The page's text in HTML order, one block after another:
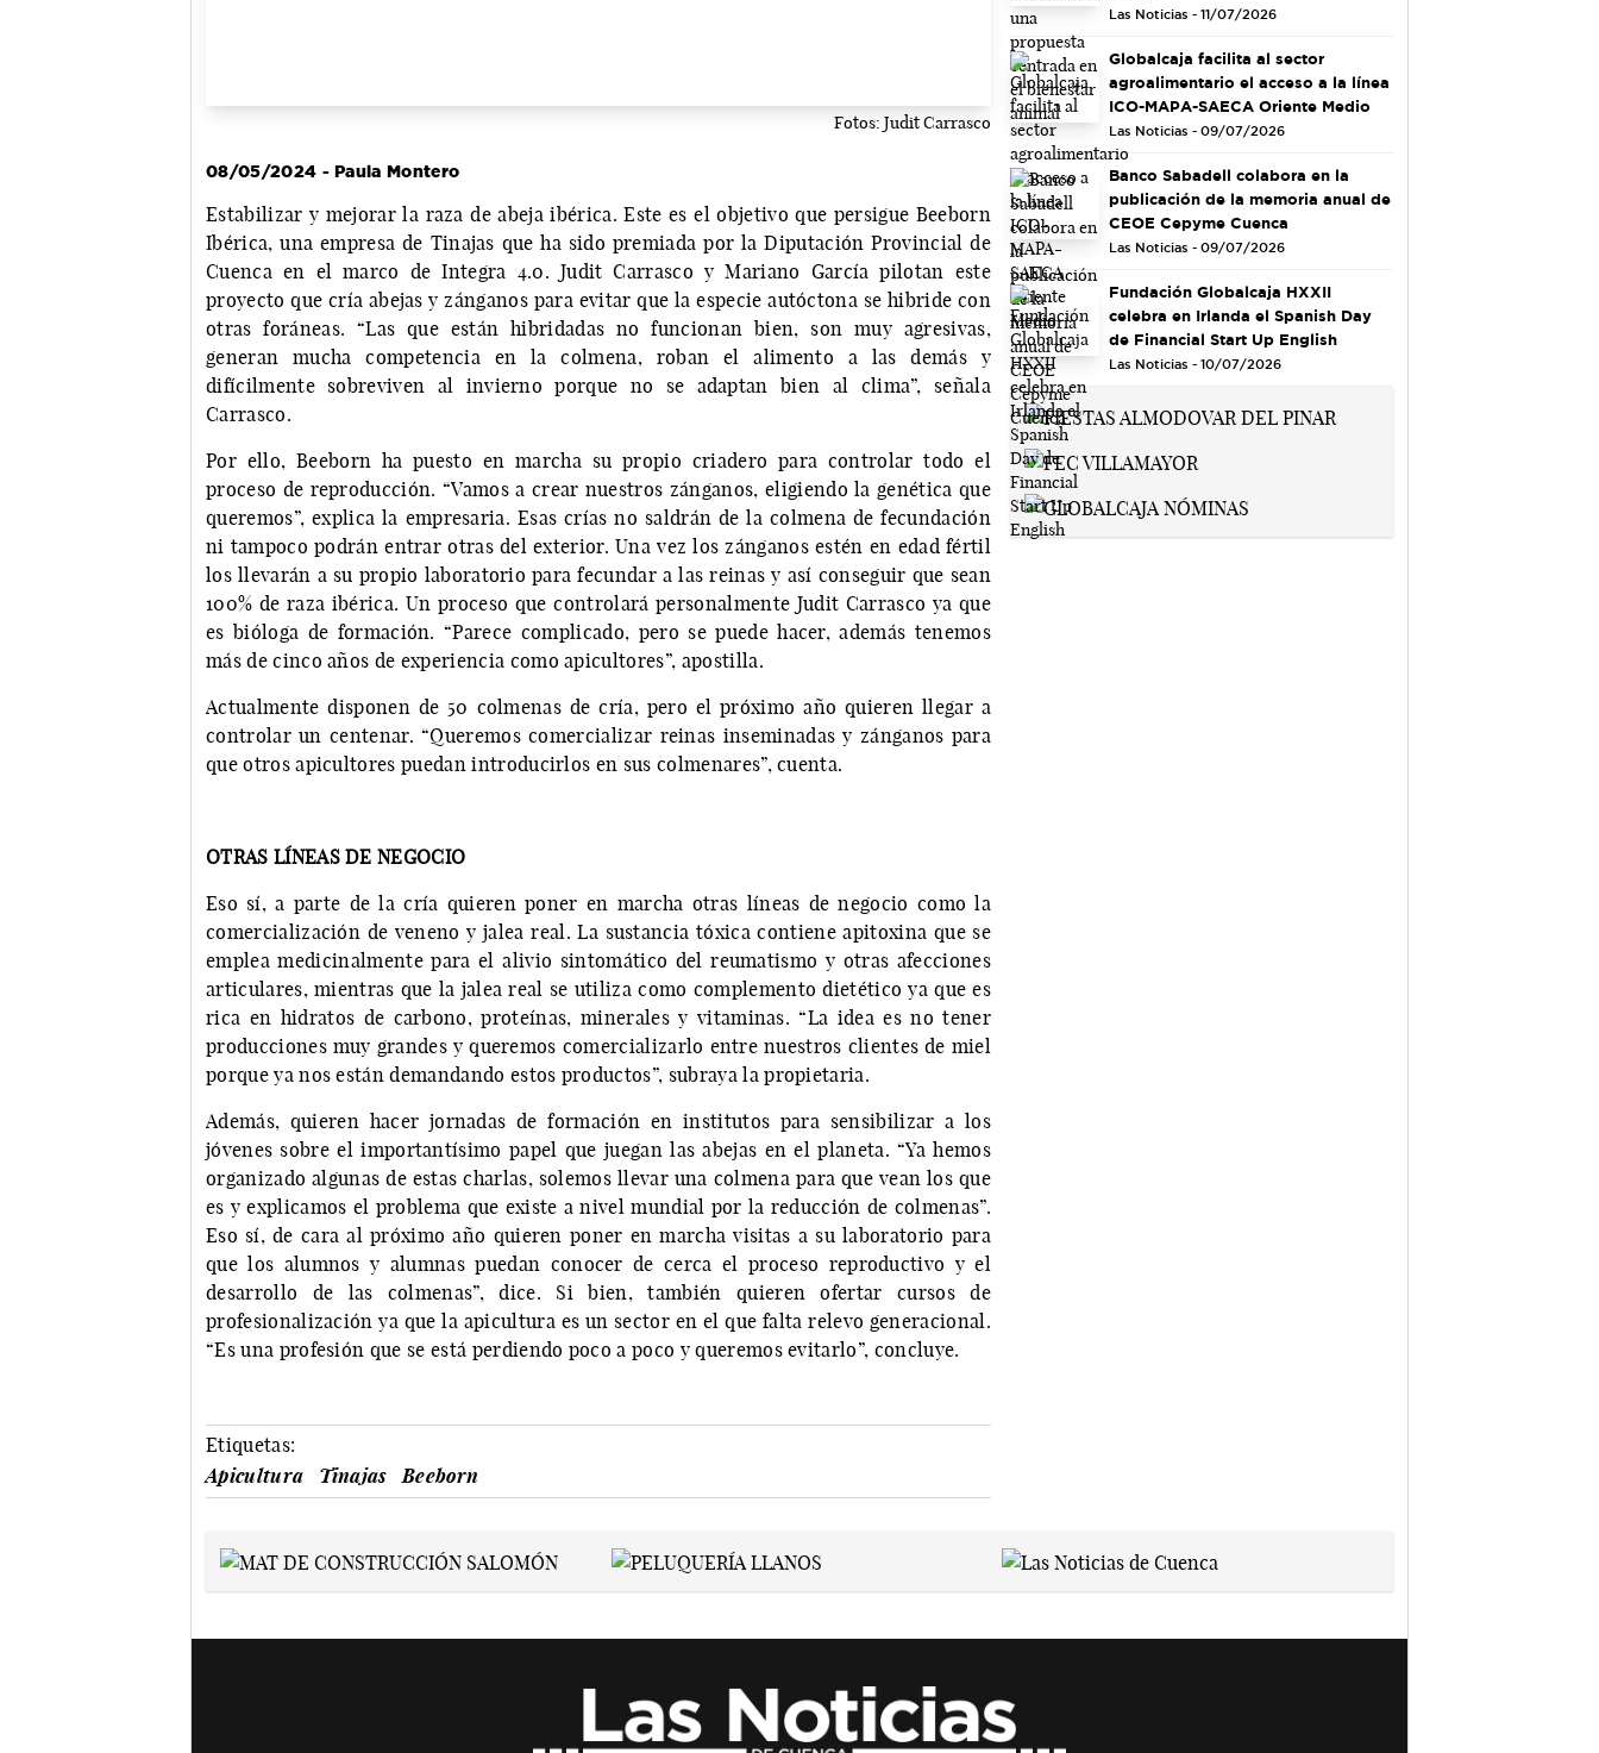
Fotos: Judit Carrasco
08/05/2024 - Paula Montero
Estabilizar y mejorar la raza de abeja ibérica. Este es el objetivo que persigue Beeborn
Ibérica, una empresa de Tinajas que ha sido premiada por la Diputación Provincial de
Cuenca en el marco de Integra 4.0. Judit Carrasco y Mariano García pilotan este
proyecto que cría abejas y zánganos para evitar que la especie autóctona se hibride con
otras foráneas. “Las que están hibridadas no funcionan bien, son muy agresivas,
generan mucha competencia en la colmena, roban el alimento a las demás y
difícilmente sobreviven al invierno porque no se adaptan bien al clima”, señala
Carrasco.
Por ello, Beeborn ha puesto en marcha su propio criadero para controlar todo el
proceso de reproducción. “Vamos a crear nuestros zánganos, eligiendo la genética que
queremos”, explica la empresaria. Esas crías no saldrán de la colmena de fecundación
ni tampoco podrán entrar otras del exterior. Una vez los zánganos estén en edad fértil
los llevarán a su propio laboratorio para fecundar a las reinas y así conseguir que sean
100% de raza ibérica. Un proceso que controlará personalmente Judit Carrasco ya que
es bióloga de formación. “Parece complicado, pero se puede hacer, además tenemos
más de cinco años de experiencia como apicultores”, apostilla.
Actualmente disponen de 50 colmenas de cría, pero el próximo año quieren llegar a
controlar un centenar. “Queremos comercializar reinas inseminadas y zánganos para
que otros apicultores puedan introducirlos en sus colmenares”, cuenta.
OTRAS LÍNEAS DE NEGOCIO
Eso sí, a parte de la cría quieren poner en marcha otras líneas de negocio como la
comercialización de veneno y jalea real. La sustancia tóxica contiene apitoxina que se
emplea medicinalmente para el alivio sintomático del reumatismo y otras afecciones
articulares, mientras que la jalea real se utiliza como complemento dietético ya que es
rica en hidratos de carbono, proteínas, minerales y vitaminas. “La idea es no tener
producciones muy grandes y queremos comercializarlo entre nuestros clientes de miel
porque ya nos están demandando estos productos”, subraya la propietaria.
Además, quieren hacer jornadas de formación en institutos para sensibilizar a los
jóvenes sobre el importantísimo papel que juegan las abejas en el planeta. “Ya hemos
organizado algunas de estas charlas, solemos llevar una colmena para que vean los que
es y explicamos el problema que existe a nivel mundial por la reducción de colmenas”.
Eso sí, de cara al próximo año quieren poner en marcha visitas a su laboratorio para
que los alumnos y alumnas puedan conocer de cerca el proceso reproductivo y el
desarrollo de las colmenas”, dice. Si bien, también quieren ofertar cursos de
profesionalización ya que la apicultura es un sector en el que falta relevo generacional.
“Es una profesión que se está perdiendo poco a poco y queremos evitarlo”, concluye.
Etiquetas:
Apicultura
Tinajas Beeborn
Las Noticias - 11/07/2026
Globalcaja facilita al sector
agroalimentario el acceso a la línea
ICO-MAPA-SAECA Oriente Medio
Las Noticias - 09/07/2026
Banco Sabadell colabora en la
publicación de la memoria anual de
CEOE Cepyme Cuenca
Las Noticias - 09/07/2026
Fundación Globalcaja HXXII
celebra en Irlanda el Spanish Day
de Financial Start Up English
Las Noticias - 10/07/2026